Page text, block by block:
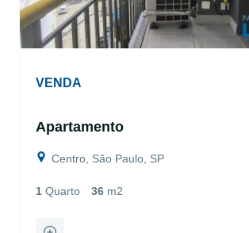
VENDA
Apartamento
Centro, São Paulo, SP
1 Quarto 36 m2